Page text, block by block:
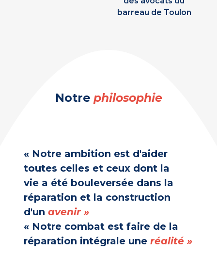
barreau de Toulon
Notre philosophie
« Notre ambition est d'aider
toutes celles et ceux dont la
vie a été bouleversée dans la
réparation et la construction
d'un avenir »
« Notre combat est faire de la
réparation intégrale une réalité »